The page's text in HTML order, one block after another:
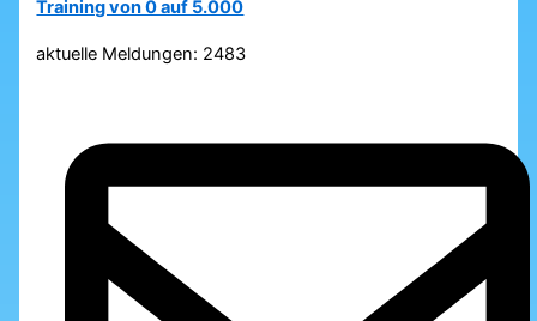
Training von 0 auf 5.000
aktuelle Meldungen: 2483